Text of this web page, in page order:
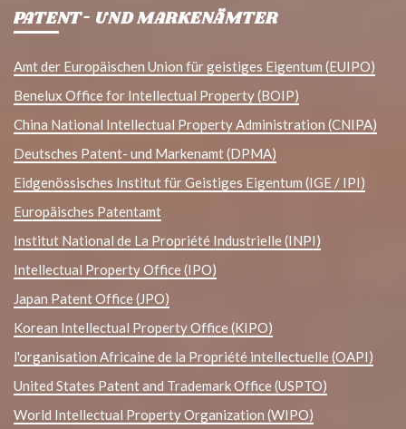
PATENT- UND MARKENÄMTER
Amt der Europäischen Union für geistiges Eigentum (EUIPO)
Benelux Office for Intellectual Property (BOIP)
China National Intellectual Property Administration (CNIPA)
Deutsches Patent- und Markenamt (DPMA)
Eidgenössisches Institut für Geistiges Eigentum (IGE / IPI)
Europäisches Patentamt
Institut National de La Propriété Industrielle (INPI)
Intellectual Property Office (IPO)
Japan Patent Office (JPO)
Korean Intellectual Property Office (KIPO)
l'organisation Africaine de la Propriété intellectuelle (OAPI)
United States Patent and Trademark Office (USPTO)
World Intellectual Property Organization (WIPO)